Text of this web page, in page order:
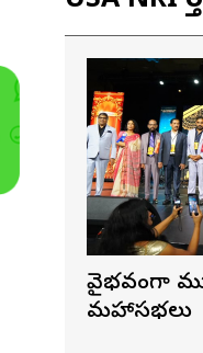
వైభవంగా
మహాసభలు